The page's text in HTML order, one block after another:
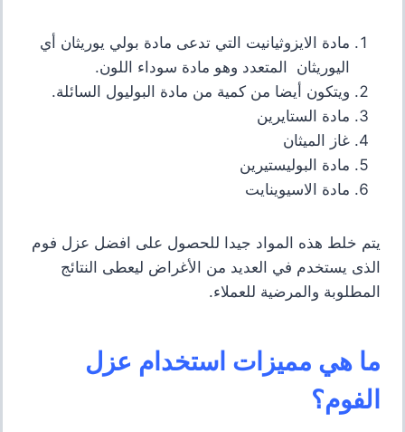
مادة الايزوثيانيت التي تدعى مادة بولي يوريثان أي
اليوريثان المتعدد وهو مادة سوداء اللون.
ويتكون أيضا من كمية من مادة البوليول السائلة.
مادة الستاير ين
غاز الميثان
مادة البوليستيرين
مادة الاسيوينايت
يتم خلط هذه المواد جيدا للحصول على افضل عزل فوم
الذى يستخدم في العديد من الأغراض ليعطى النتائج
المطلوبة والمرضية للعملاء.
ما هي مميزات استخدام عزل
الفوم؟